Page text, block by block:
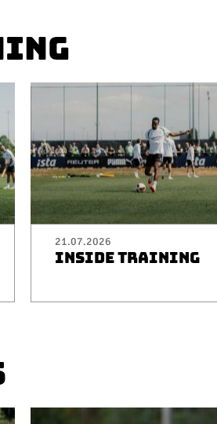
21.07.2026
INSIDE TRAINING